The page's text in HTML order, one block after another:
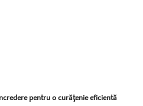
pentru o curățenie eficientă